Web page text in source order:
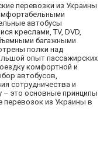
перевозки из Украины
автобусы
креслами, ТV, DVD,
багажными
полки над
опыт пассажирских
комфортной и
автобусов,
сотрудничества и
– это основные принципы
из Украины в